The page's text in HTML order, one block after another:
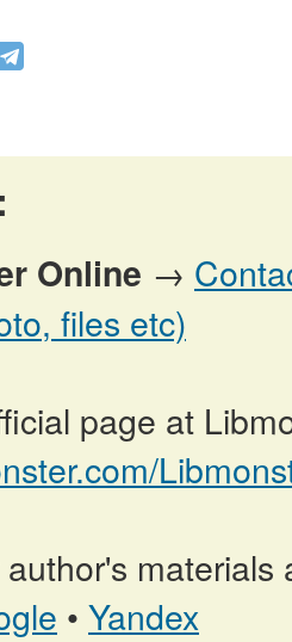
Online →
files etc)
page at
materials
• Yandex